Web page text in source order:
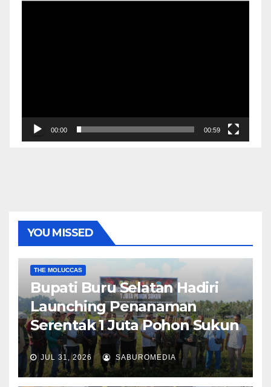
00:00 00:59
YOU MISSED
THE MOLUCCAS
Bupati Buru Selatan Hadiri
Launching Penanaman
Serentak 1 Juta Pohon Sukun
JUL 31, 2026 SABUROMEDIA
AMBON METRO JURNALISME AKTIVIS
POLITIK & PEMERINTAHAN